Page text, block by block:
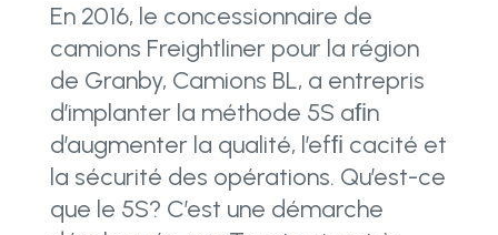
En 2016, le concessionnaire de
camions Freightliner pour la région
de Granby, Camions BL, a entrepris
d’implanter la méthode 5S aﬁn
d’augmenter la qualité, l’efﬁ cacité et
la sécurité des opérations. Qu’est-ce
que le 5S? C’est une démarche